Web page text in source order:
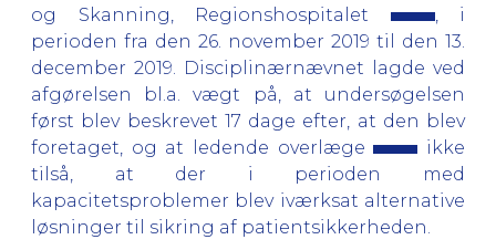
og Skanning, Regionshospitalet
, i
perioden fra den 26. november 2019 til den 13.
december 2019. Disciplinærnævnet lagde ved
afgørelsen bl.a. vægt på, at undersøgelsen
først blev beskrevet 17 dage efter, at den blev
foretaget, og at ledende overlæge
ikke
tilså, at der i perioden med
kapacitetsproblemer blev iværksat alternative
løsninger til sikring af patientsikkerheden.